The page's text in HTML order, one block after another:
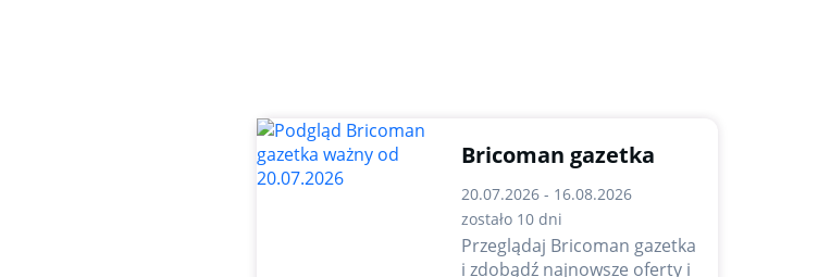
Bricoman gazetka
20.07.2026 - 16.08.2026
zostało 10 dni
Przeglądaj Bricoman gazetka
i zdobądź najnowsze oferty i